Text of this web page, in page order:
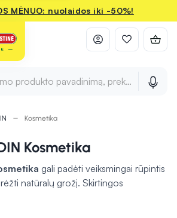
MĖNUO: nuolaidos iki -50%!
produkto pavadinimą, prekės ženklą ir
Kosmetika
Kosmetika
gali padėti veiksmingai rūpintis
natūralų grožį. Skirtingos
drėkinti, apsaugoti nuo išorinių
švytėjimo. Tiek kasdienės priežiūros,